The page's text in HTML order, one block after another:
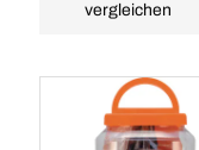
vergleichen